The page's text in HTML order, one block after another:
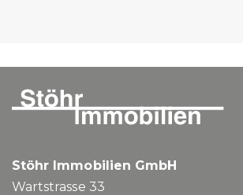
Stöhr Immobilien GmbH
Wartstrasse 33